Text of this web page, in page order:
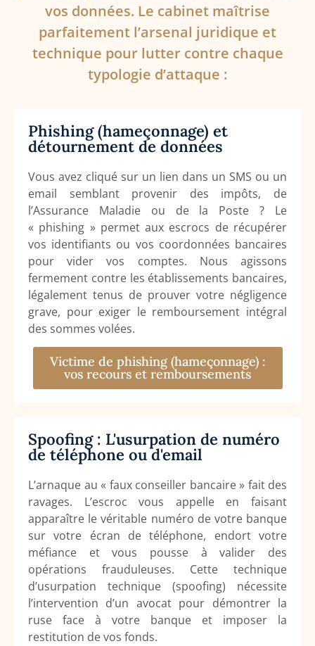
vos données. Le cabinet maîtrise
parfaitement l’arsenal juridique et
technique pour lutter contre chaque
typologie d’attaque :
Phishing (hameçonnage) et
détournement de données
Vous avez cliqué sur un lien dans un SMS ou un
email semblant provenir des impôts, de
l’Assurance Maladie ou de la Poste ? Le
« phishing » permet aux escrocs de récupérer
vos identifiants ou vos coordonnées bancaires
pour vider vos comptes. Nous agissons
fermement contre les établissements bancaires,
légalement tenus de prouver votre négligence
grave, pour exiger le remboursement intégral
des sommes volées.
Victime de phishing (hameçonnage) :
vos recours et remboursements
Spoofing : L'usurpation de numéro
de téléphone ou d'email
L’arnaque au « faux conseiller bancaire » fait des
ravages. L’escroc vous appelle en faisant
apparaître le véritable numéro de votre banque
sur votre écran de téléphone, endort votre
méfiance et vous pousse à valider des
opérations frauduleuses. Cette technique
d’usurpation technique (spoofing) nécessite
l’intervention d’un avocat pour démontrer la
ruse face à votre banque et imposer la
restitution de vos fonds.